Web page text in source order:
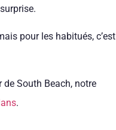
pour les habitués, c’est
South Beach, notre
.